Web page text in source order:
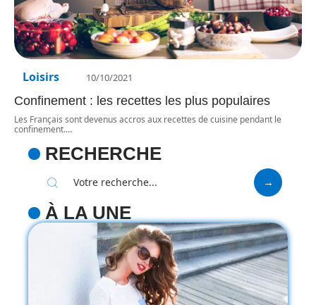
Loisirs 10/10/2021
Confinement : les recettes les plus populaires
Les Français sont devenus accros aux recettes de cuisine pendant le
confinement.…
RECHERCHE
À LA UNE